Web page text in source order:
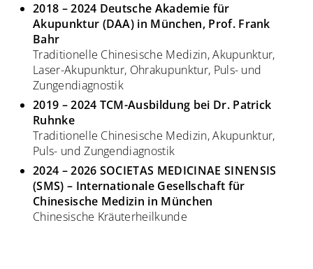
2018 – 2024 Deutsche Akademie für
Akupunktur (DAA) in München, Prof. Frank
Bahr
Traditionelle Chinesische Medizin, Akupunktur,
Laser-Akupunktur, Ohrakupunktur, Puls- und
Zungendiagnostik
2019 – 2024 TCM-Ausbildung bei Dr. Patrick
Ruhnke
Traditionelle Chinesische Medizin, Akupunktur,
Puls- und Zungendiagnostik
2024 – 2026 SOCIETAS MEDICINAE SINENSIS
(SMS) – Internationale Gesellschaft für
Chinesische Medizin in München
Chinesische Kräuterheilkunde